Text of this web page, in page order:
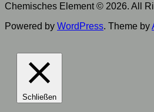
Chemisches Element © 2026. All
Powered by WordPress. Theme by
Schließen